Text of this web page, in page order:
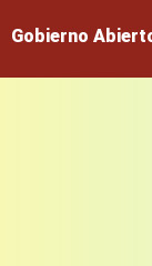
Gobierno